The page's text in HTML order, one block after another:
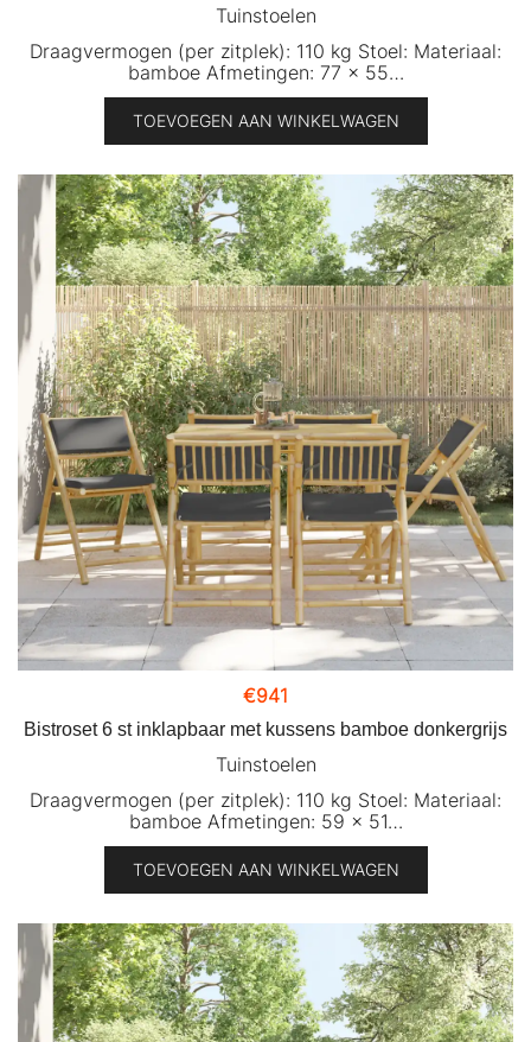
Tuinstoelen
Draagvermogen (per zitplek): 110 kg Stoel: Materiaal:
bamboe Afmetingen: 77 x 55…
TOEVOEGEN AAN WINKELWAGEN
€941
Bistroset 6 st inklapbaar met kussens bamboe donkergrijs
Tuinstoelen
Draagvermogen (per zitplek): 110 kg Stoel: Materiaal:
bamboe Afmetingen: 59 x 51…
TOEVOEGEN AAN WINKELWAGEN